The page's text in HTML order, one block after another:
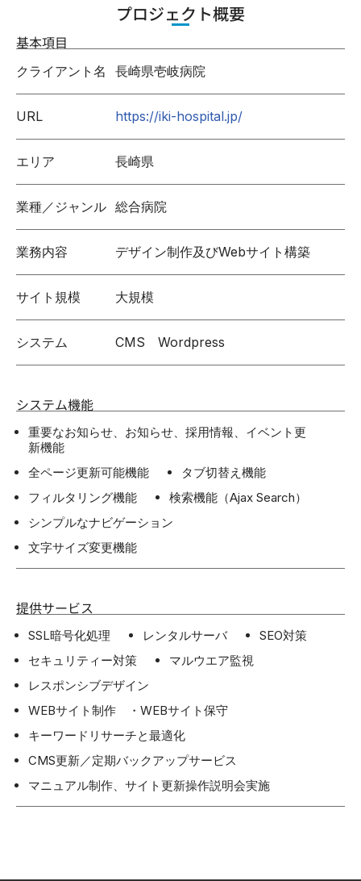
プロジェクト概要
基本項目
クライアント名 長崎県壱岐病院
URL https://iki-hospital.jp/
エリア 長崎県
業種／ジャンル 総合病院
業務内容 デザイン制作及びWebサイト構築
サイト規模 大規模
システム CMS Wordpress
システム機能
重要なお知らせ、お知らせ、採用情報、イベント更
新機能
全ページ更新可能機能
タブ切替え機能
フィルタリング機能
検索機能（Ajax Search）
シンプルなナビゲーション
文字サイズ変更機能
提供サービス
SSL暗号化処理 レンタルサーバ
SEO対策
セキュリティー対策
マルウエア監視
レスポンシブデザイン
WEBサイト制作 ・WEBサイト保守
キーワードリサーチと最適化
CMS更新／定期バックアップサービス
マニュアル制作、サイト更新操作説明会実施